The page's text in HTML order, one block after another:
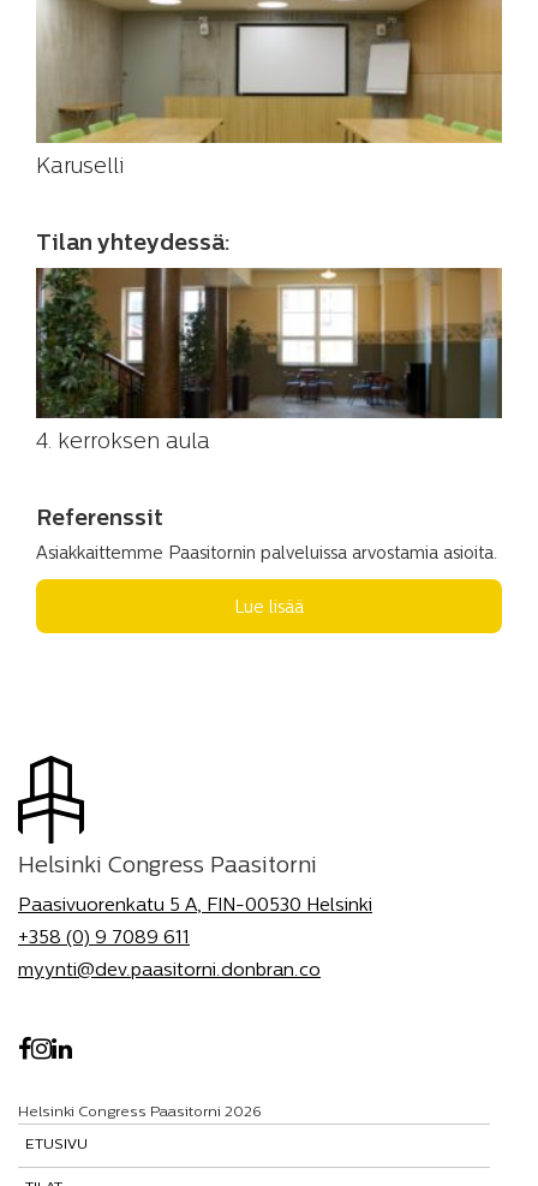
Karuselli
Tilan yhteydessä:
4. kerroksen aula
Referenssit
Asiakkaittemme Paasitornin palveluissa arvostamia asioita.
Lue lisää
Helsinki Congress Paasitorni
Paasivuorenkatu 5 A, FIN-00530 Helsinki
+358 (0) 9 7089 611
myynti@dev.paasitorni.donbran.co
Helsinki Congress Paasitorni 2026
ETUSIVU